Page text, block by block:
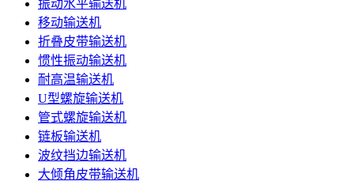
振动水平输送机
移动输送机
折叠皮带输送机
惯性振动输送机
耐高温输送机
U型螺旋输送机
管式螺旋输送机
链板输送机
波纹挡边输送机
大倾角皮带输送机